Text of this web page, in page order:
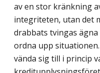
av en stor kränkning
integriteten, utan det
drabbats tvingas
ordna upp
vända sig till i princip